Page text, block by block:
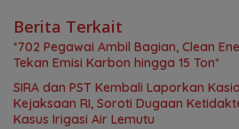
Berita Terkait
*702 Pegawai Ambil Bagian, Clean
Tekan Emisi Karbon hingga 15 Ton*
SIRA dan PST Kembali Laporkan
Kejaksaan RI, Soroti Dugaan
Kasus Irigasi Air Lemutu